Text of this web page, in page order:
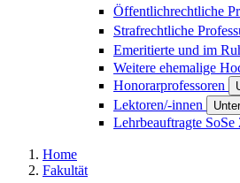
Öffentlichrechtliche
Strafrechtliche
Emeritierte und im
Weitere ehemalige
Honorarprofessoren
Lektoren/-innen
Lehrbeauftragte SoSe
Home
Fakultät